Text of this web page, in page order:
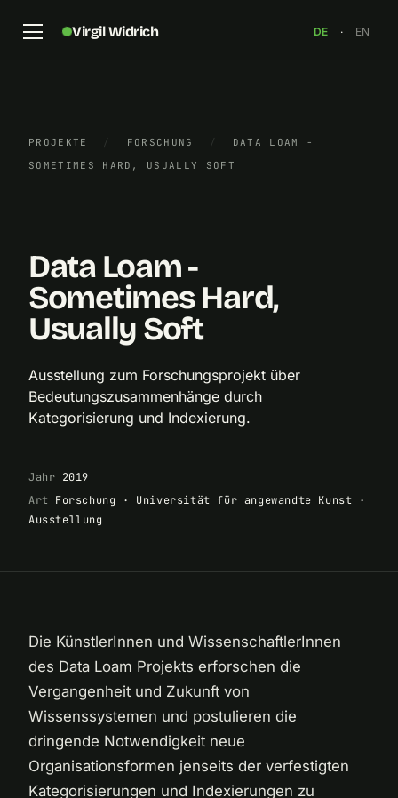
Virgil Widrich DE · EN
PROJEKTE / FORSCHUNG /
DATA LOAM -
SOMETIMES HARD, USUALLY SOFT
Johnny Golding, Martin Reinhart, Mattia Paganelli:
Data Loam – Sometimes Hard, Usually Soft, 2019
Data Loam -
Sometimes Hard,
Usually Soft
Ausstellung zum Forschungsprojekt über
Bedeutungszusammenhänge durch
Kategorisierung und Indexierung.
Jahr 2019
Art
Forschung · Universität für angewandte Kunst ·
Ausstellung
Die KünstlerInnen und WissenschaftlerInnen
des Data Loam Projekts erforschen die
Vergangenheit und Zukunft von
Wissenssystemen und postulieren die
dringende Notwendigkeit neue
Organisationsformen jenseits der verfestigten
Kategorisierungen und Indexierungen zu